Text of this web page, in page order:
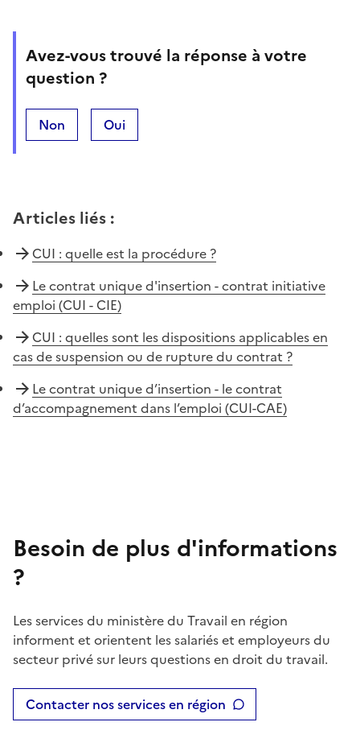
Avez-vous trouvé la réponse à votre
question ?
Non Oui
Articles liés :
CUI : quelle est la procédure ?
Le contrat unique d'insertion - contrat initiative
emploi (CUI - CIE)
CUI : quelles sont les dispositions applicables en
cas de suspension ou de rupture du contrat ?
Le contrat unique d’insertion - le contrat
d’accompagnement dans l’emploi (CUI-CAE)
Besoin de plus d'informations
?
Les services du ministère du Travail en région
informent et orientent les salariés et employeurs du
secteur privé sur leurs questions en droit du travail.
Contacter nos services en région